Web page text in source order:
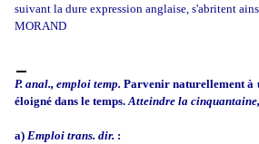
suivant la dure expression anglaise, s'abritent
MORAND
P. anal., emploi temp. Parvenir naturellement à
éloigné dans le temps.Atteindre la
a) Emploi trans. dir. :